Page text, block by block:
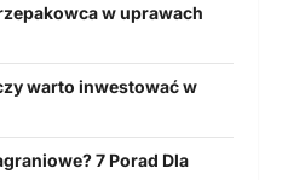
w uprawach
warto inwestować w
7 Porad Dla